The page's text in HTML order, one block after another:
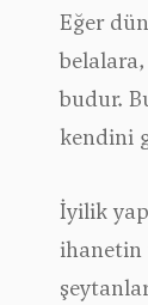
Eğer
budur.
kendini
İyilik
ihanetin